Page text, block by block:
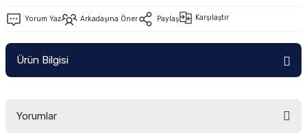
Yorum Yaz Arkadaşına Öner Paylaş Karşılaştır
Ürün Bilgisi
Yorumlar